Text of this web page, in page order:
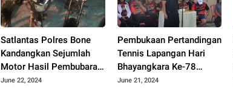
Satlantas Polres Bone
Kandangkan Sejumlah
Motor Hasil Pembubaran
Balap Liar
June 22, 2024
Pembukaan Pertandingan
Tennis Lapangan Hari
Bhayangkara Ke-78
Tahun 2024 di Lapangan
June 21, 2024